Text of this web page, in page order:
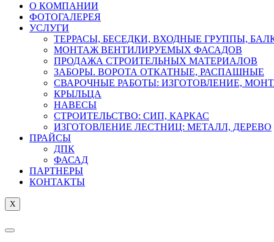
О КОМПАНИИ
ФОТОГАЛЕРЕЯ
УСЛУГИ
ТЕРРАСЫ, БЕСЕДКИ, ВХОДНЫЕ ГРУППЫ,
МОНТАЖ ВЕНТИЛИРУЕМЫХ ФАСАДОВ
ПРОДАЖА СТРОИТЕЛЬНЫХ МАТЕРИАЛОВ
ЗАБОРЫ. ВОРОТА ОТКАТНЫЕ, РАСПАШНЫЕ
СВАРОЧНЫЕ РАБОТЫ: ИЗГОТОВЛЕНИЕ,
КРЫЛЬЦА
НАВЕСЫ
СТРОИТЕЛЬСТВО: СИП, КАРКАС
ИЗГОТОВЛЕНИЕ ЛЕСТНИЦ: МЕТАЛЛ, ДЕРЕВО
ПРАЙСЫ
ДПК
ФАСАД
ПАРТНЕРЫ
КОНТАКТЫ
X